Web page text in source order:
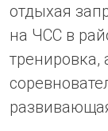
отдыхая
на ЧСС в
тренировка,